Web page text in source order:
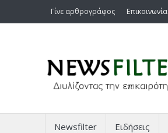
Γίνε αρθρογράφος Επικοινωνία
Newsfilter Ειδήσεις